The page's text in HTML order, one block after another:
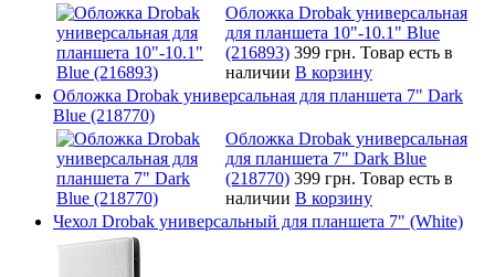
Обложка Drobak универсальная
для планшета 10"-10.1" Blue
(216893) 399 грн. Товар есть в
наличии В корзину
Обложка Drobak универсальная для планшета 7" Dark
Blue (218770)
Обложка Drobak универсальная
для планшета 7" Dark Blue
(218770) 399 грн. Товар есть в
наличии В корзину
Чехол Drobak универсальный для планшета 7" (White)